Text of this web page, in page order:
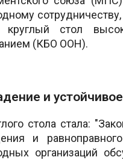
круглый стол
(КБО ООН).
и
стола стала:
и
организаций